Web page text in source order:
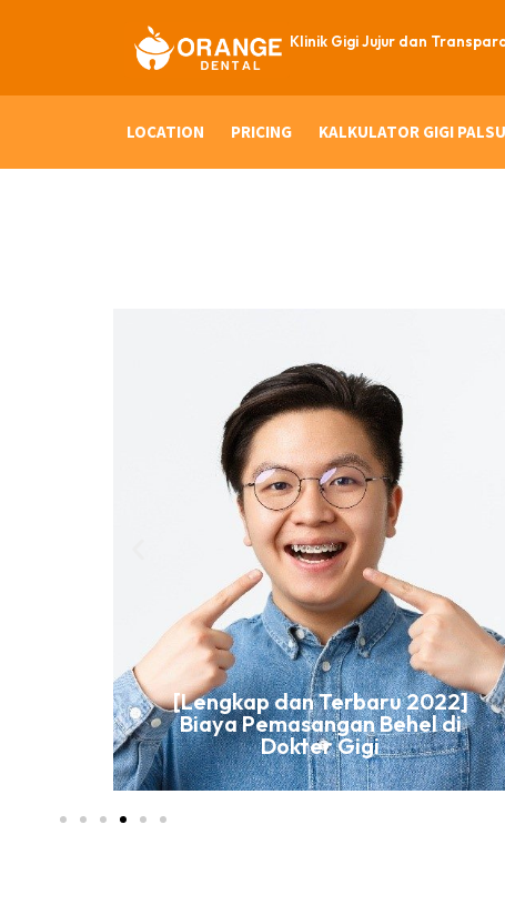
Klinik Gigi Jujur dan
LOCATION PRICING KALKULATOR GIGI PALSU
[Lengkap dan Terbaru 2022]
Biaya Pemasangan Behel di
Dokter Gigi